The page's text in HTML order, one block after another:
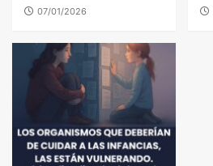
07/01/2026